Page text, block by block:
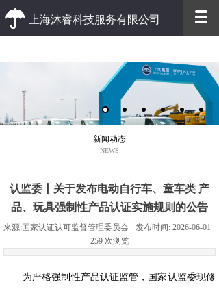
上海沐睿科技服务有限公司
优质的客户服务 高效的办事效率
新闻动态
NEWS
认监委丨关于发布电动自行车、童车类 产
品、玩具强制性产品认证实施规则的公告
来源:国家认证认可监督管理委员会 发布时间: 2026-06-01
259 次浏览
为严格强制性产品认证监管，国家认监委现修